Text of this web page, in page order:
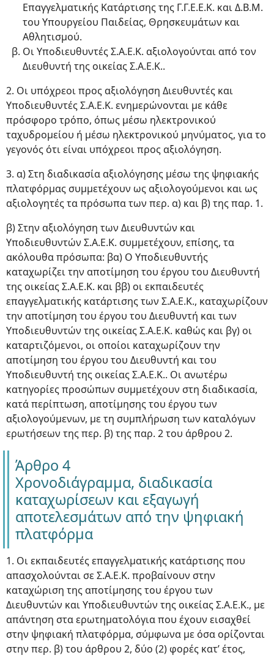
Επαγγελματικής Κατάρτισης της Γ.Γ.Ε.Ε.Κ. και Δ.Β.Μ.
του Υπουργείου Παιδείας, Θρησκευμάτων και
Αθλητισμού.
Οι Υποδιευθυντές Σ.Α.Ε.Κ. αξιολογούνται από τον
Διευθυντή της οικείας Σ.Α.Ε.Κ..
2. Οι υπόχρεοι προς αξιολόγηση Διευθυντές και
Υποδιευθυντές Σ.Α.Ε.Κ. ενημερώνονται με κάθε
πρόσφορο τρόπο, όπως μέσω ηλεκτρονικού
ταχυδρομείου ή μέσω ηλεκτρονικού μηνύματος, για το
γεγονός ότι είναι υπόχρεοι προς αξιολόγηση.
3. α) Στη διαδικασία αξιολόγησης μέσω της ψηφιακής
πλατφόρμας συμμετέχουν ως αξιολογούμενοι και ως
αξιολογητές τα πρόσωπα των περ. α) και β) της παρ. 1.
β) Στην αξιολόγηση των Διευθυντών και
Υποδιευθυντών Σ.Α.Ε.Κ. συμμετέχουν, επίσης, τα
ακόλουθα πρόσωπα: βα) Ο Υποδιευθυντής
καταχωρίζει την αποτίμηση του έργου του Διευθυντή
της οικείας Σ.Α.Ε.Κ. και ββ) οι εκπαιδευτές
επαγγελματικής κατάρτισης των Σ.Α.Ε.Κ., καταχωρίζουν
την αποτίμηση του έργου του Διευθυντή και των
Υποδιευθυντών της οικείας Σ.Α.Ε.Κ. καθώς και βγ) οι
καταρτιζόμενοι, οι οποίοι καταχωρίζουν την
αποτίμηση του έργου του Διευθυντή και του
Υποδιευθυντή της οικείας Σ.Α.Ε.Κ.. Οι ανωτέρω
κατηγορίες προσώπων συμμετέχουν στη διαδικασία,
κατά περίπτωση, αποτίμησης του έργου των
αξιολογούμενων, με τη συμπλήρωση των καταλόγων
ερωτήσεων της περ. β) της παρ. 2 του άρθρου 2.
Άρθρο 4
Χρονοδιάγραμμα, διαδικασία
καταχωρίσεων και εξαγωγή
αποτελεσμάτων από την ψηφιακή
πλατφόρμα
1. Οι εκπαιδευτές επαγγελματικής κατάρτισης που
απασχολούνται σε Σ.Α.Ε.Κ. προβαίνουν στην
καταχώριση της αποτίμησης του έργου των
Διευθυντών και Υποδιευθυντών της οικείας Σ.Α.Ε.Κ., με
απάντηση στα ερωτηματολόγια που έχουν εισαχθεί
στην ψηφιακή πλατφόρμα, σύμφωνα με όσα ορίζονται
στην περ. β) του άρθρου 2, δύο (2) φορές κατ’ έτος,